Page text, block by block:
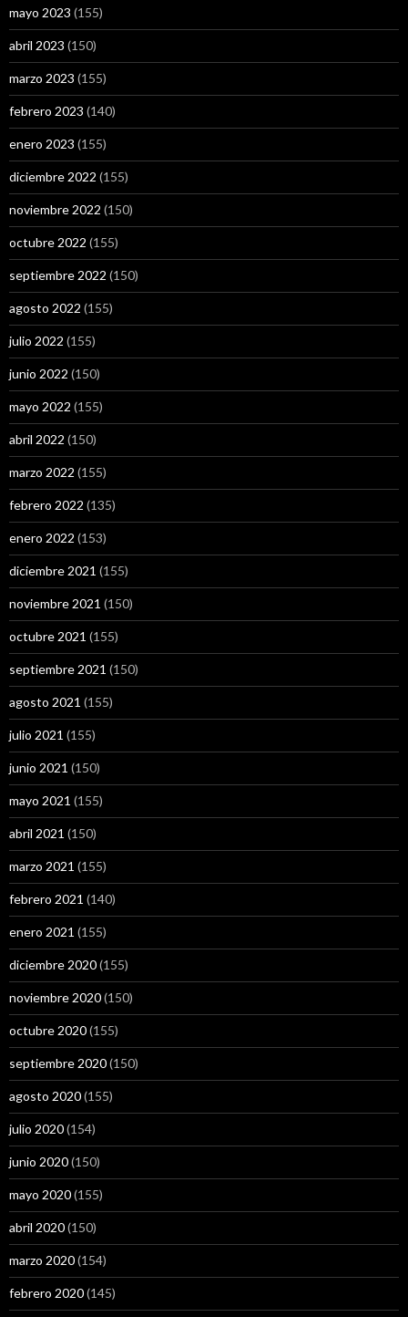
mayo 2023 (155)
abril 2023 (150)
marzo 2023 (155)
febrero 2023 (140)
enero 2023 (155)
diciembre 2022 (155)
noviembre 2022 (150)
octubre 2022 (155)
septiembre 2022 (150)
agosto 2022 (155)
julio 2022 (155)
junio 2022 (150)
mayo 2022 (155)
abril 2022 (150)
marzo 2022 (155)
febrero 2022 (135)
enero 2022 (153)
diciembre 2021 (155)
noviembre 2021 (150)
octubre 2021 (155)
septiembre 2021 (150)
agosto 2021 (155)
julio 2021 (155)
junio 2021 (150)
mayo 2021 (155)
abril 2021 (150)
marzo 2021 (155)
febrero 2021 (140)
enero 2021 (155)
diciembre 2020(155)
noviembre 2020(150)
octubre 2020(155)
septiembre 2020(150)
agosto 2020(155)
julio 2020(154)
junio 2020(150)
mayo 2020(155)
abril 2020(150)
marzo 2020(154)
febrero 2020(145)